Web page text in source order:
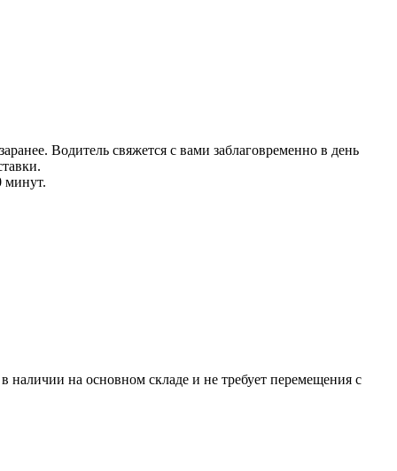
Водитель свяжется с вами заблаговременно в день
минут.
наличии на основном складе и не требует перемещения с